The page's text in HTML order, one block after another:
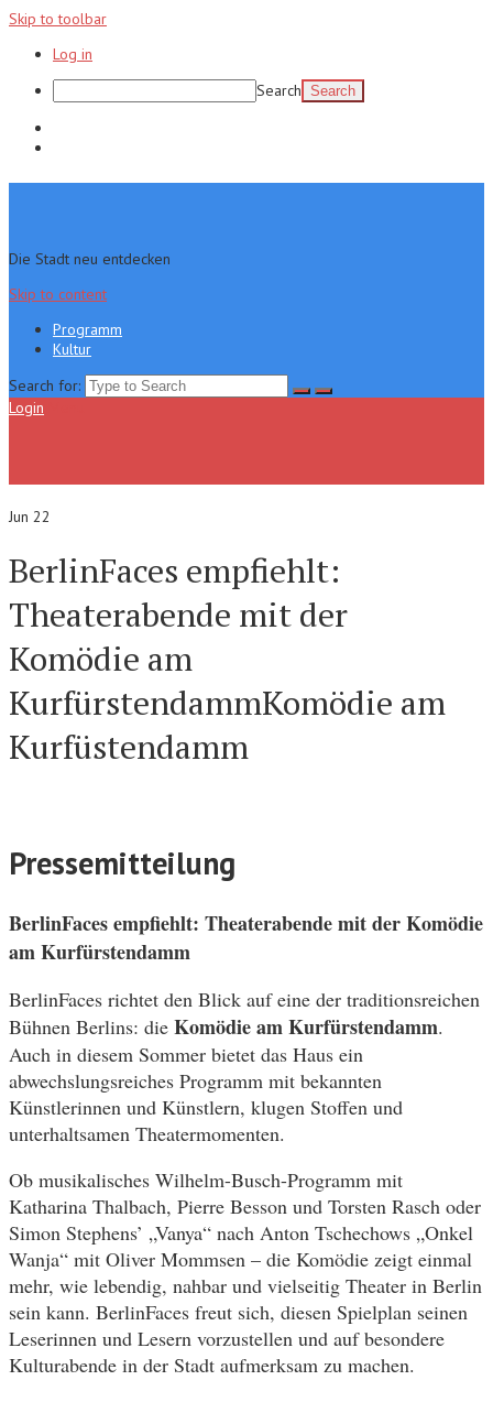
Skip to toolbar
Log in
Search
Die Stadt neu entdecken
Skip to content
Programm
Kultur
Search for:
Login
Jun 22
BerlinFaces empfiehlt:
Theaterabende mit der
Komödie am
KurfürstendammKomödie am
Kurfüstendamm
Pressemitteilung
BerlinFaces empfiehlt: Theaterabende mit der Komödie
am Kurfürstendamm
BerlinFaces richtet den Blick auf eine der traditionsreichen
Bühnen Berlins: die Komödie am Kurfürstendamm.
Auch in diesem Sommer bietet das Haus ein
abwechslungsreiches Programm mit bekannten
Künstlerinnen und Künstlern, klugen Stoffen und
unterhaltsamen Theatermomenten.
Ob musikalisches Wilhelm-Busch-Programm mit
Katharina Thalbach, Pierre Besson und Torsten Rasch oder
Simon Stephens’ „Vanya“ nach Anton Tschechows „Onkel
Wanja“ mit Oliver Mommsen – die Komödie zeigt einmal
mehr, wie lebendig, nahbar und vielseitig Theater in Berlin
sein kann. BerlinFaces freut sich, diesen Spielplan seinen
Leserinnen und Lesern vorzustellen und auf besondere
Kulturabende in der Stadt aufmerksam zu machen.